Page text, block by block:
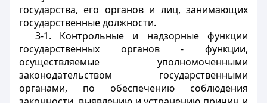
государства, его органов и лиц, занимающих
государственные должности.
3-1. Контрольные и надзорные функции
государственных органов - функции,
осуществляемые уполномоченными
законодательством государственными
органами, по обеспечению соблюдения